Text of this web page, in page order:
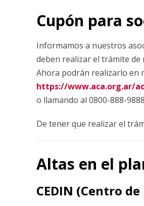
Cupón para
Informamos a nuestros
deben realizar el trámite
Ahora podrán realizarlo en
https://www.aca.org.ar/
o llamando al 0800-888-
De tener que realizar el
Altas en el
CEDIN (Centro